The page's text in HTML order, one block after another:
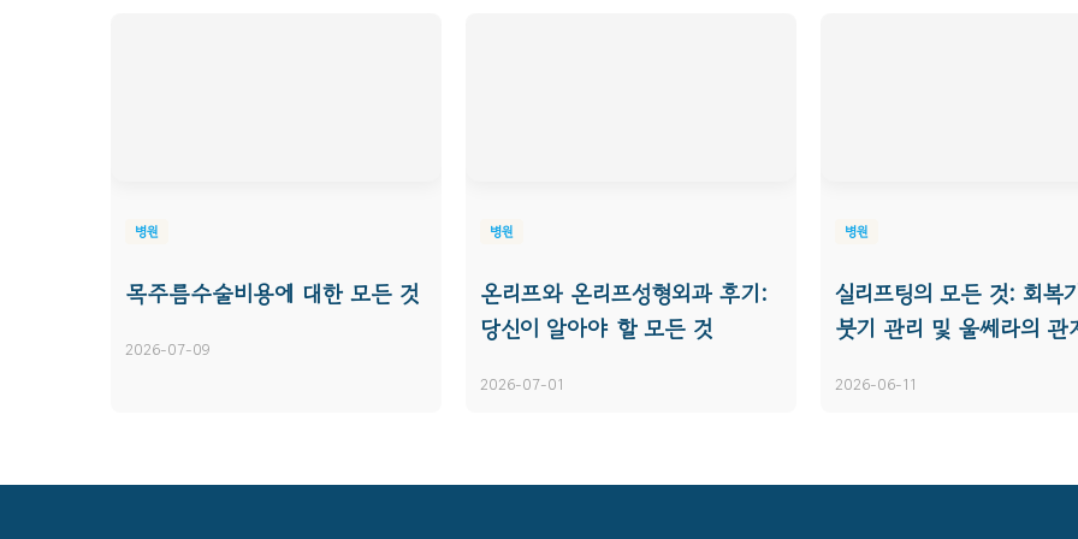
병원
목주름수술비용에 대한 모든 것
2026-07-09
병원
온리프와 온리프성형외과 후기:
당신이 알아야 할 모든 것
2026-07-01
병원
실리프팅의 모든 것: 회복
붓기 관리 및 울쎄라의 관
2026-06-11